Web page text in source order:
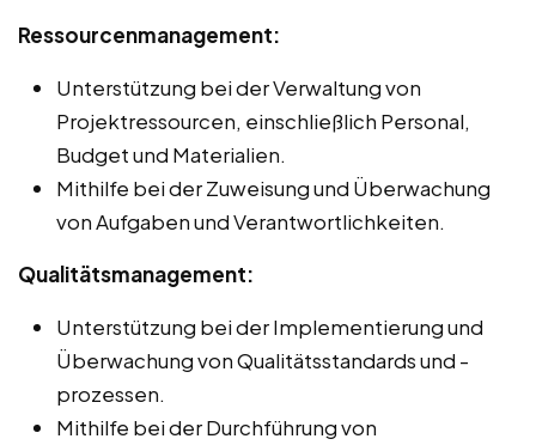
Ressourcenmanagement:
Unterstützung bei der Verwaltung von
Projektressourcen, einschließlich Personal,
Budget und Materialien.
Mithilfe bei der Zuweisung und Überwachung
von Aufgaben und Verantwortlichkeiten.
Qualitätsmanagement:
Unterstützung bei der Implementierung und
Überwachung von Qualitätsstandards und -
prozessen.
Mithilfe bei der Durchführung von